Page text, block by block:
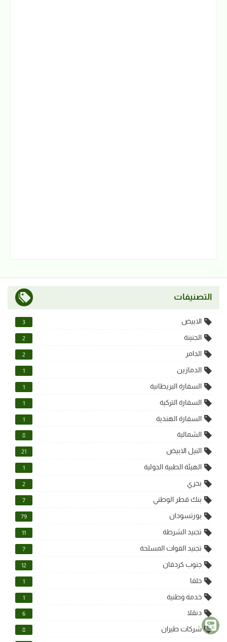
التصنيفات
الابيض 3
الجنينة 2
الدامر 2
الدمازين 1
السفارة البريطانية 1
السفارة التركية 1
السفارة الهندية 1
الشمالية 8
النيل الابيض 21
الهيئة الطبية الدولية 1
بحري 2
بنك قطر الوطني 7
بورتسودان 79
تجنيد الشرطة 11
تجنيد القوات المسلحة 7
جنوب كردفان 12
حلفا 1
خدمة وطنية 1
دنقلا 6
شركات طيران 8